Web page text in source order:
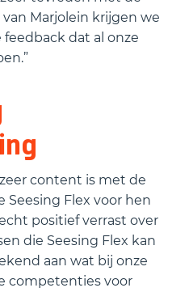
Marjolein krijgen we
dat al onze
content is met de
Flex voor hen
positief verrast over
die Seesing Flex kan
aan wat bij onze
competenties voor